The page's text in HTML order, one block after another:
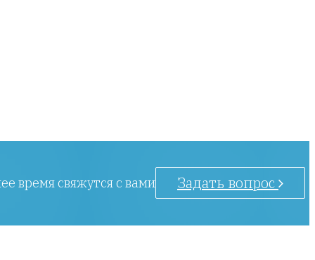
время свяжутся с вами Задать вопрос